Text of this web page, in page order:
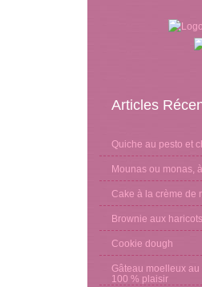
Articles
Quiche au pesto et
Mounas ou monas,
Cake à la crème de
Brownie aux
Cookie dough
Gâteau moelleux
100 % plaisir